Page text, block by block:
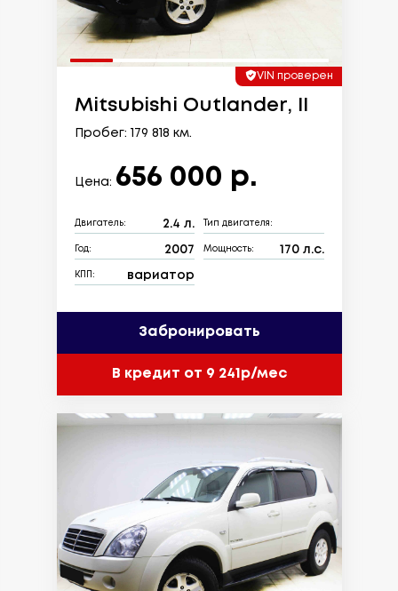
VIN проверен
Mitsubishi Outlander, II
Пробег: 179 818 км.
Цена: 656 000 р.
Двигатель: 2.4 л. Тип двигателя:
Год: 2007 Мощность: 170 л.с.
КПП: вариатор
Забронировать
В кредит от 9 241р/мес